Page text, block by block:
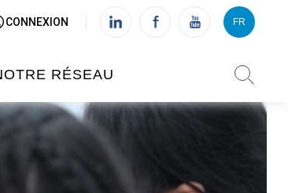
RÉSEAU
FRANÇAIS DU
CONNEXION FR
VI FR